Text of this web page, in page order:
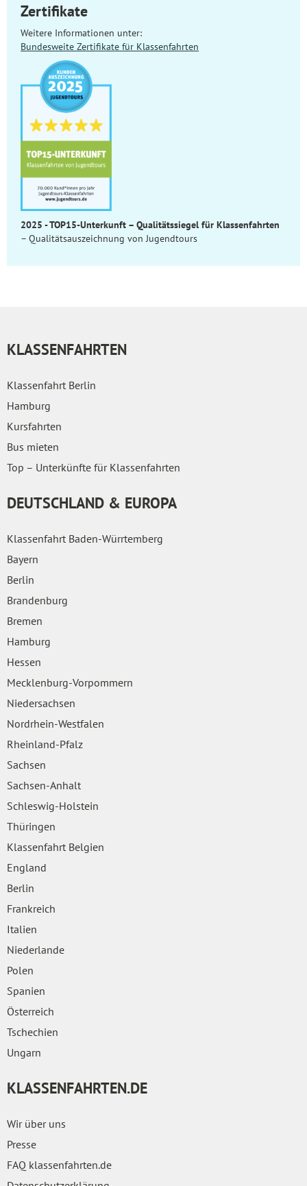
Zertifikate
Weitere Informationen unter:
Bundesweite Zertifikate für Klassenfahrten
2025 - TOP15-Unterkunft – Qualitätssiegel für Klassenfahrten
– Qualitätsauszeichnung von Jugendtours
KLASSENFAHRTEN
Klassenfahrt Berlin
Hamburg
Kursfahrten
Bus mieten
Top – Unterkünfte für Klassenfahrten
DEUTSCHLAND & EUROPA
Klassenfahrt Baden-Würrtemberg
Bayern
Berlin
Brandenburg
Bremen
Hamburg
Hessen
Mecklenburg-Vorpommern
Niedersachsen
Nordrhein-Westfalen
Rheinland-Pfalz
Sachsen
Sachsen-Anhalt
Schleswig-Holstein
Thüringen
Klassenfahrt Belgien
England
Berlin
Frankreich
Italien
Niederlande
Polen
Spanien
Österreich
Tschechien
Ungarn
KLASSENFAHRTEN.DE
Wir über uns
Presse
FAQ klassenfahrten.de